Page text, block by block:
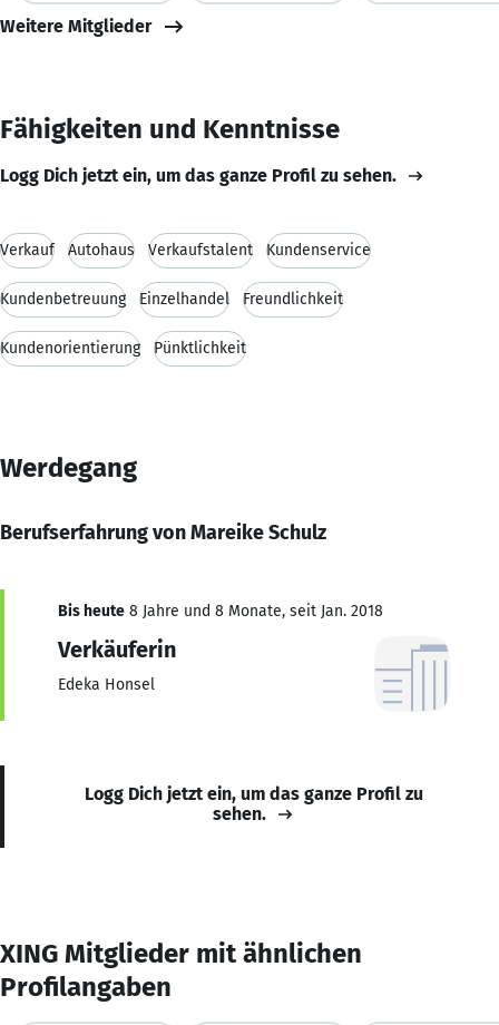
Weitere Mitglieder
Fähigkeiten und Kenntnisse
Logg Dich jetzt ein, um das ganze Profil zu sehen.
Verkauf Autohaus Verkaufstalent Kundenservice
Kundenbetreuung Einzelhandel Freundlichkeit
Kundenorientierung Pünktlichkeit
Werdegang
Berufserfahrung von Mareike Schulz
Bis heute 8 Jahre und 8 Monate, seit Jan. 2018
Verkäuferin
Edeka Honsel
Logg Dich jetzt ein, um das ganze Profil zu
sehen.
XING Mitglieder mit ähnlichen
Profilangaben